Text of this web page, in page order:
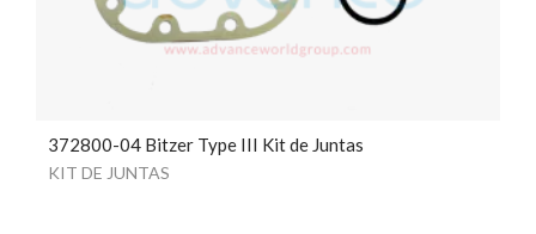
372800-04 Bitzer Type III Kit de Juntas
KIT DE JUNTAS